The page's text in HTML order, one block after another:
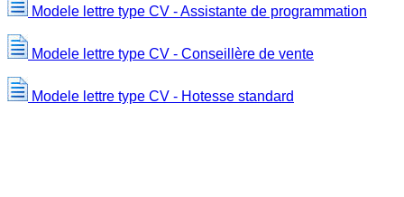
Modele lettre type CV - Assistante de programmation
Modele lettre type CV - Conseillère de vente
Modele lettre type CV - Hotesse standard